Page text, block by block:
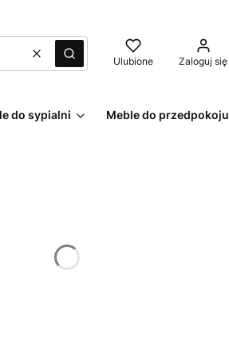
WyczyśćSzukaj Ulubione Zaloguj się
do sypialni Meble do przedpokoju